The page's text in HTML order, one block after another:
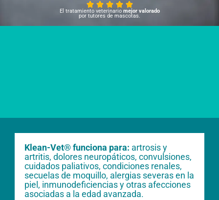
    
El tratamiento veterinario mejor valorado
por tutores de mascotas.
Klean-Vet® funciona para: artrosis y
artritis, dolores neuropáticos, convulsiones,
cuidados paliativos, condiciones renales,
secuelas de moquillo, alergias severas en la
piel, inmunodeficiencias y otras afecciones
asociadas a la edad avanzada.